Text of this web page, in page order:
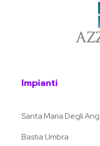
Impianti
Santa Maria Degli
Bastia Umbra